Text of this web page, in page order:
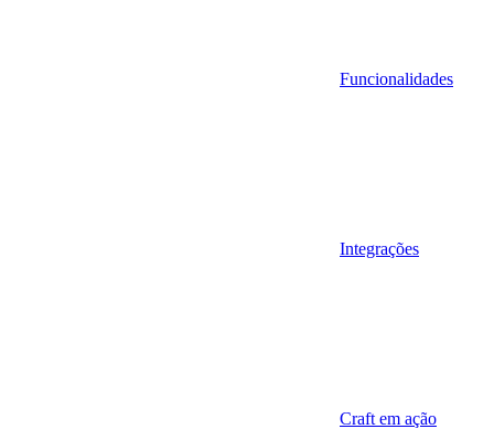
Funcionalidades
Integrações
Craft em ação